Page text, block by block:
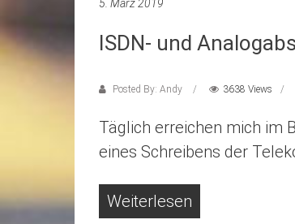
5. März 2019
ISDN- und
Posted By: Andy 3638 Views
Täglich erreichen mich im
eines Schreibens der
Weiterlesen